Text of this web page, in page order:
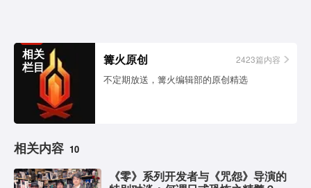
相关
栏目
篝火原创 2423篇内容
不定期放送，篝火编辑部的原创精选
相关内容 10
《零》系列开发者与《咒怨》导演的